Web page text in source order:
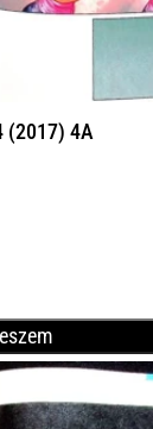
(2017) 4A